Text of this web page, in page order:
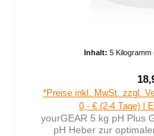
Inhalt: 5 Kilogramm
*Preise inkl. MwSt. zzgl.
0,- € (2-4 Tage) |
yourGEAR 5 kg pH Plus
pH Heber zur